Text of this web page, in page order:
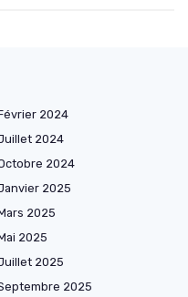
2024
2024
2024
2025
2025
2025
2025
2025